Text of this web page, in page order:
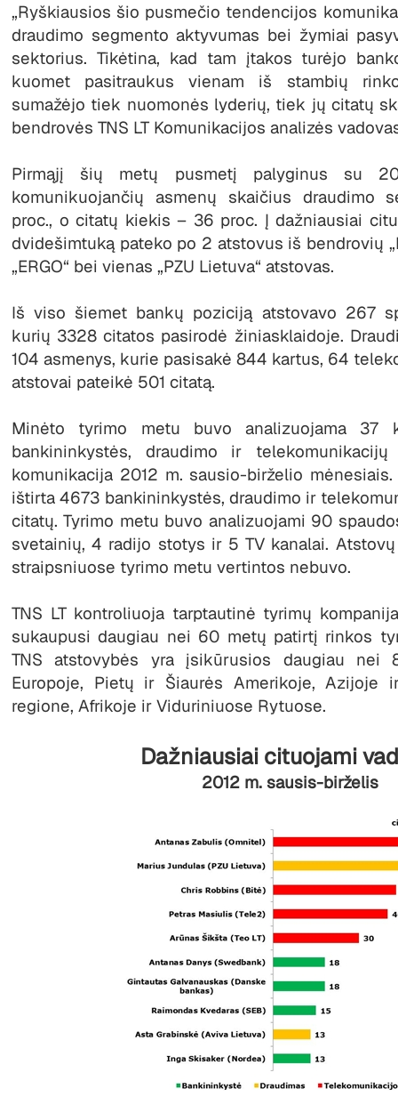
„Ryškiausios šio pusmečio tendencijos
draudimo segmento aktyvumas bei žymiai
sektorius. Tikėtina, kad tam įtakos turėjo
kuomet pasitraukus vienam iš stambių
sumažėjo tiek nuomonės lyderių, tiek jų citatų
bendrovės TNS LT Komunikacijos analizės
Pirmąjį šių metų pusmetį palyginus su
komunikuojančių asmenų skaičius draudimo
proc., o citatų kiekis – 36 proc. Į dažniausiai
dvidešimtuką pateko po 2 atstovus iš bendrovių
„ERGO“ bei vienas „PZU Lietuva“ atstovas.
Iš viso šiemet bankų poziciją atstovavo 267
kurių 3328 citatos pasirodė žiniasklaidoje.
104 asmenys, kurie pasisakė 844 kartus, 64
atstovai pateikė 501 citatą.
Minėto tyrimo metu buvo analizuojama 37
bankininkystės, draudimo ir
komunikacija 2012 m. sausio-birželio
ištirta 4673 bankininkystės, draudimo ir
citatų. Tyrimo metu buvo analizuojami 90
svetainių, 4 radijo stotys ir 5 TV kanalai.
straipsniuose tyrimo metu vertintos nebuvo.
TNS LT kontroliuoja tarptautinė tyrimų
sukaupusi daugiau nei 60 metų patirtį rinkos
TNS atstovybės yra įsikūrusios daugiau nei
Europoje, Pietų ir Šiaurės Amerikoje, Azijoje
regione, Afrikoje ir Viduriniuose Rytuose.
Dažniausiai cituojami
2012 m. sausis-birželis